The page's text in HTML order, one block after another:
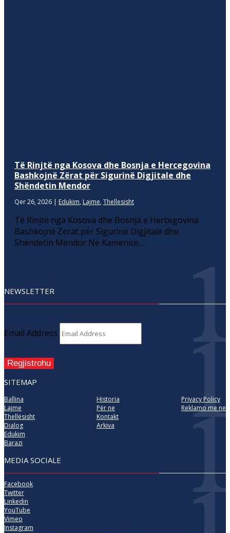
Të Rinjtë nga Kosova dhe Bosnja e Hercegovina
Bashkojnë Zërat për Sigurinë Digjitale dhe
Shëndetin Mendor
Qer 26, 2026 | Edukim, Lajme, Thellesisht
Të Rinjtë nga Kosova dhe Bosnja e Hercegovina
Bashkojnë Zërat për Sigurinë Digjitale dhe
Shëndetin Mendor Në Kamenicë,...
NEWSLETTER
Email Address
Regjistrohu
SITEMAP
Ballina
Lajme
Thellësisht
Dialog
Edukim
Barazi
Historia
Për ne
Kontakt
Arkiva
Privacy Policy
Reklamo me ne
MEDIA SOCIALE
Facebook
Twitter
Linkedin
YouTube
Vimeo
Instagram